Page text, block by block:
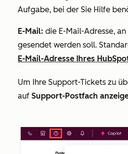
Aufgabe, bei der Sie Hilfe
E-Mail: die E-Mail-Adresse,
gesendet werden soll.
E-Mail-Adresse Ihres
Um Ihre Support-Tickets zu
auf Support-Postfach